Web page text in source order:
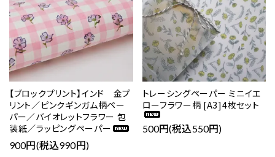
【ブロックプリント】インド 金プ
リント／ピンクギンガム柄ペー
パー／バイオレットフラワー 包
装紙／ラッピングペーパー
900円(税込990円)
トレーシングペーパー ミニイエ
ローフラワー柄 [A3]4枚セット
500円(税込550円)